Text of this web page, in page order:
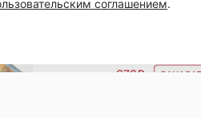
соглашением.